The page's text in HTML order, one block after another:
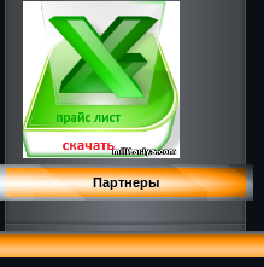
Партнеры